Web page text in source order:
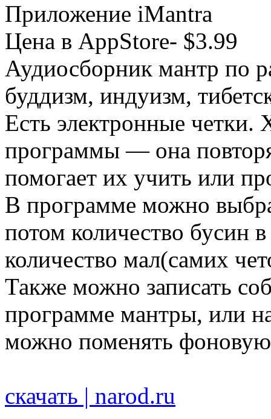
Приложение iMantra
Цена в AppStore- $3.99
Аудиосборник мантр по
буддизм, индуизм,
Есть электронные четки.
программы — она
помогает их учить или
В программе можно
потом количество бусин
количество мал(самих
Также можно записать
программе мантры, или
можно поменять фоновую
скачать | narod.ru